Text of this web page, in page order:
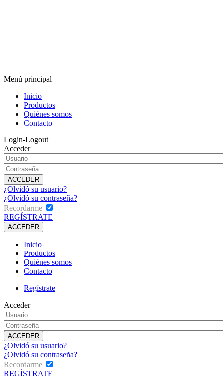
Menú principal
Inicio
Productos
Quiénes somos
Contacto
Login-Logout
Acceder
¿Olvidó su usuario?
¿Olvidó su contraseña?
Recordarme
REGÍSTRATE
Inicio
Productos
Quiénes somos
Contacto
Regístrate
Acceder
¿Olvidó su usuario?
¿Olvidó su contraseña?
Recordarme
REGÍSTRATE